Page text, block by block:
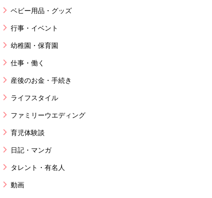
ベビー用品・グッズ
行事・イベント
幼稚園・保育園
仕事・働く
産後のお金・手続き
ライフスタイル
ファミリーウエディング
育児体験談
日記・マンガ
タレント・有名人
動画